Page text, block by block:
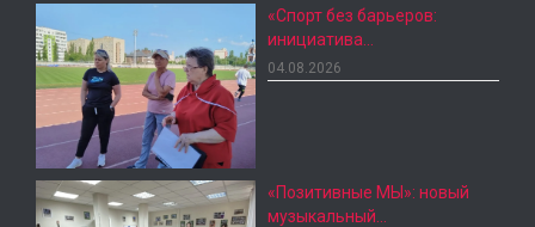
«Спорт без барьеров:
инициатива…
04.08.2026
«Позитивные МЫ»: новый
музыкальный…